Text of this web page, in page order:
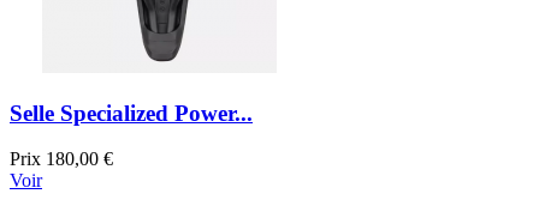
Selle Specialized Power...
Prix 180,00 €
Voir